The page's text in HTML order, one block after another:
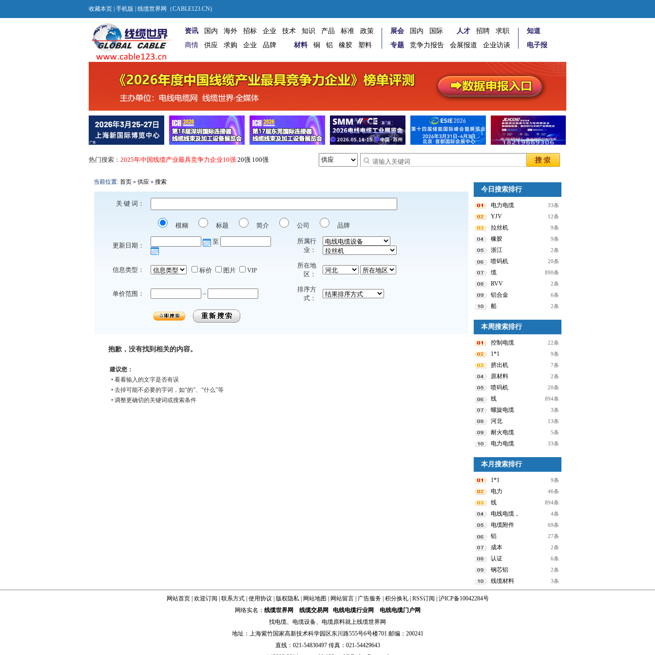
收藏本页 手机版 | 线缆世界网（CABLE123.CN)
资讯 国内 海外 招标 企业 技术 知识 产品 标准
政策
商情
供应 求购 企业 品牌 材料 铜 铝 橡胶 塑料
展会 国内 国际 人才 招聘
求职
专题
竞争力报告 会展报道 企业访谈
知道
电子报
热门搜索： 2025年中国线缆产业最具竞争力企业10强 20强 100强
当前位置: 首页 » 供应 » 搜索
关 键 词：
模糊 标题 简介 公司 品牌
更新日期：
至
所属行
业：
信息类型： 标价 图片 VIP
所在地
区：
单价范围： ~
排序方
式：
抱歉，没有找到相关的内容。
建议您：
• 看看输入的文字是否有误
• 去掉可能不必要的字词，如“的”、“什么”等
• 调整更确切的关键词或搜索条件
今日搜索排行
33条
电力电缆
12条
YJV
9条
拉丝机
9条
橡胶
2条
浙江
20条
喷码机
890条
缆
2条
RVV
6条
铝合金
2条
船
本周搜索排行
22条
控制电缆
9条
1*1
7条
挤出机
2条
原材料
20条
喷码机
894条
线
3条
螺旋电缆
13条
河北
5条
耐火电缆
33条
电力电缆
本月搜索排行
9条
1*1
46条
电力
894条
线
4条
电线电缆，
69条
电缆附件
27条
铝
2条
成本
6条
认证
2条
钢芯铝
3条
线缆材料
网站首页| 欢迎订阅 联系方式| 使用协议 版权隐私| 网站地图 网站留言| 广告服务| 积分换礼| RSS订阅
沪ICP备10042284号
网络实名： 线缆世界网 线缆交易网 电线电缆行业网
电线电缆门户网
找电缆、 电缆设备、 电缆原料就上线缆世界网
地址：上海紫竹国家高新技术科学园区东川路555号6号楼701 邮编：200241
直线：021-54830497 传真：021-54429643